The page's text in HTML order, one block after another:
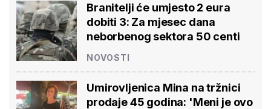
Branitelji će umjesto 2 eura
dobiti 3: Za mjesec dana
neborbenog sektora 50 centi
NOVOSTI
Umirovljenica Mina na tržnici
prodaje 45 godina: 'Meni je ovo